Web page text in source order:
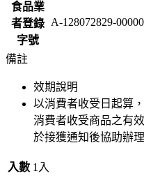
食品業
者登錄
字號
A-128072829-
備註
效期說明
以消費者收受日起算
消費者收受商品之有
於接獲通知後協助辦
入數 1入